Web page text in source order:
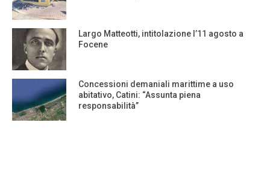
Largo Matteotti, intitolazione l’11 agosto a
Focene
Concessioni demaniali marittime a uso
abitativo, Catini: “Assunta piena
responsabilità”